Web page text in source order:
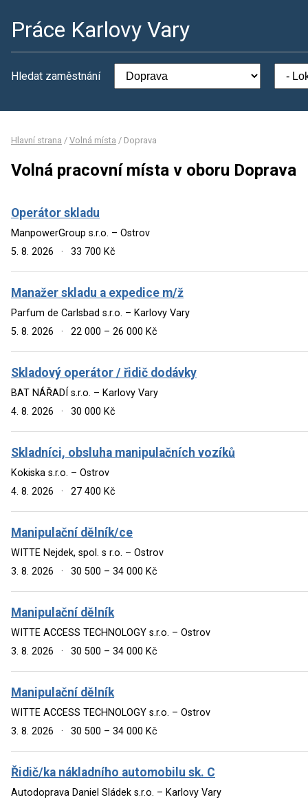
Práce Karlovy Vary
Hledat zaměstnání
Hlavní strana / Volná místa / Doprava
Volná pracovní místa v oboru Doprava
Operátor skladu
ManpowerGroup s.r.o. – Ostrov
5. 8. 2026
· 33 700 Kč
Manažer skladu a expedice m/ž
Parfum de Carlsbad s.r.o. – Karlovy Vary
5. 8. 2026
· 22 000 – 26 000 Kč
Skladový operátor / řidič dodávky
BAT NÁŘADÍ s.r.o. – Karlovy Vary
4. 8. 2026
· 30 000 Kč
Skladníci, obsluha manipulačních vozíků
Kokiska s.r.o. – Ostrov
4. 8. 2026
· 27 400 Kč
Manipulační dělník/ce
WITTE Nejdek, spol. s r.o. – Ostrov
3. 8. 2026
· 30 500 – 34 000 Kč
Manipulační dělník
WITTE ACCESS TECHNOLOGY s.r.o. – Ostrov
3. 8. 2026
· 30 500 – 34 000 Kč
Manipulační dělník
WITTE ACCESS TECHNOLOGY s.r.o. – Ostrov
3. 8. 2026
· 30 500 – 34 000 Kč
Řidič/ka nákladního automobilu sk. C
Autodoprava Daniel Sládek s.r.o. – Karlovy Vary